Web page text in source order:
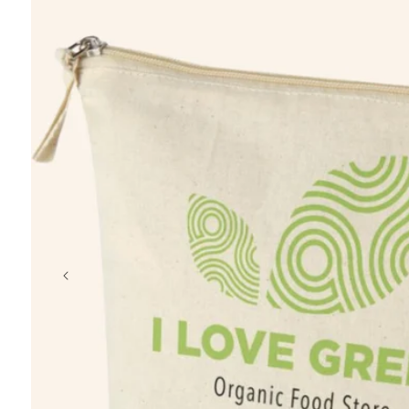
coffret
t-shirt
casquette
crayon, plage
Éventail en
à partir de